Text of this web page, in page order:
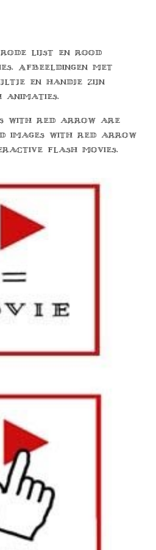
rode lijst en rood
Afbeeldingen met
en handje zijn
with red arrow are
images with red arrow
flash movies.